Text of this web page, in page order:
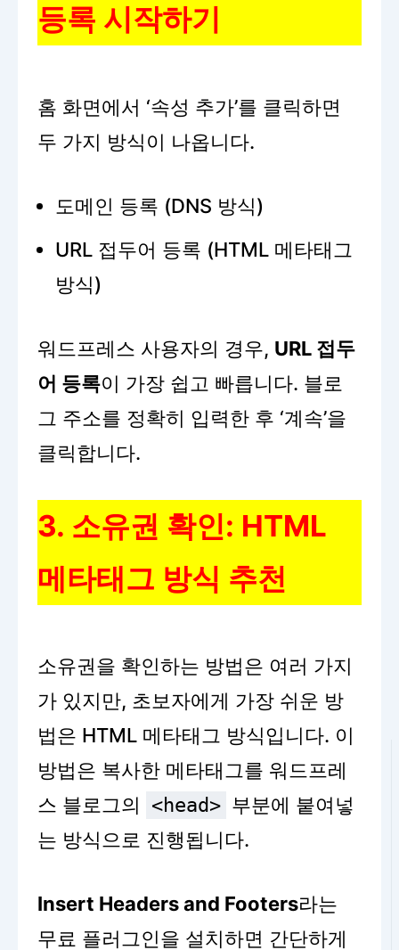
등록 시작하기
홈 화면에서 ‘속성 추가’를 클릭하면
두 가지 방식이 나옵니다.
도메인 등록 (DNS 방식)
URL 접두어 등록 (HTML 메타태그
방식)
워드프레스 사용자의 경우, URL 접두
어 등록이 가장 쉽고 빠릅니다. 블로
그 주소를 정확히 입력한 후 ‘계속’을
클릭합니다.
3. 소유권 확인: HTML
메타태그 방식 추천
소유권을 확인하는 방법은 여러 가지
가 있지만, 초보자에게 가장 쉬운 방
법은 HTML 메타태그 방식입니다. 이
방법은 복사한 메타태그를 워드프레
스 블로그의
<head> 부분에 붙여넣
는 방식으로 진행됩니다.
Insert Headers and Footers라는
무료 플러그인을 설치하면 간단하게